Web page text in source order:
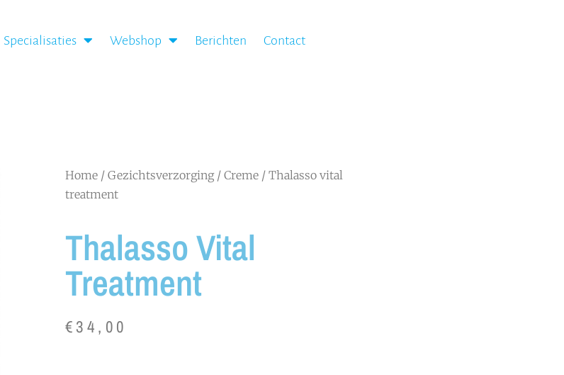
Specialisaties Webshop Berichten Contact
Home / Gezichtsverzorging/ Creme / Thalasso vital
treatment
Thalasso Vital
Treatment
€34,00